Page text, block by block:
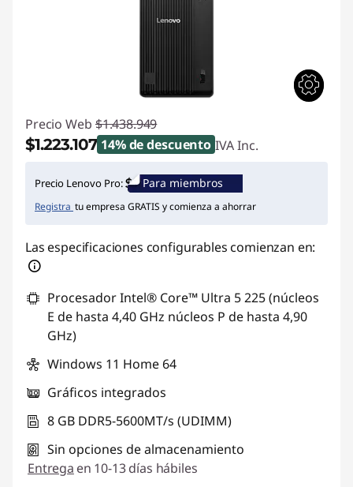
Precio Web $1.438.949
$1.223.107 14% de descuento IVA Inc.
Ahorros instantáneos :-$215.842
Precio Lenovo Pro: Para miembros
Registra tu empresa GRATIS y comienza a ahorrar
Las especificaciones configurables comienzan en:
Procesador Intel® Core™ Ultra 5 225 (núcleos
E de hasta 4,40 GHz núcleos P de hasta 4,90
GHz)
Windows 11 Home 64
Gráficos integrados
8 GB DDR5-5600MT/s (UDIMM)
Sin opciones de almacenamiento
Entrega en 10-13 días hábiles